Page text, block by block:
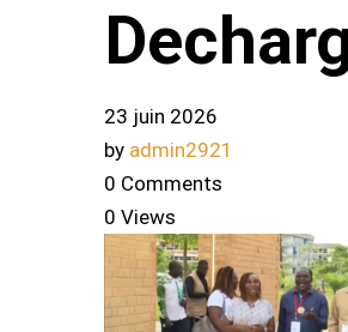
23 juin 2026
by admin2921
0 Comments
0 Views